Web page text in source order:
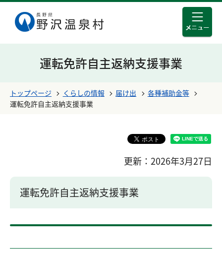
メニュ
運転免許自主返納支援事業
トップページ くらしの情報 届け出
各種補助金等
運転免許自主返納支援事業
更新：2026年3月27日
運転免許自主返納支援事業